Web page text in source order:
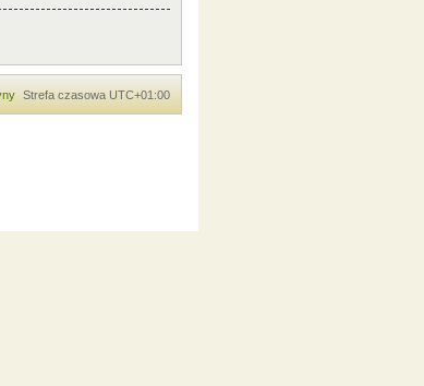
Strefa czasowa UTC+01:00